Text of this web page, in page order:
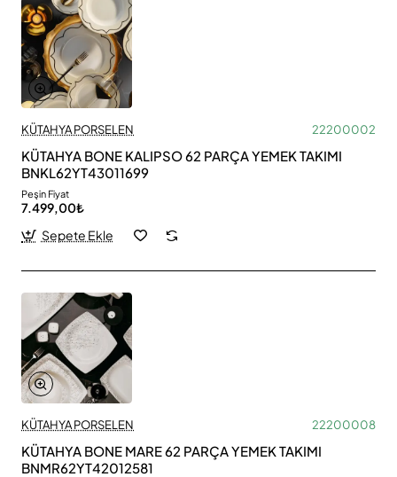
KÜTAHYA PORSELEN 22200002
KÜTAHYA BONE KALIPSO 62 PARÇA YEMEK TAKIMI
BNKL62YT43011699
Peşin Fiyat
7.499,00₺
Sepete Ekle
KÜTAHYA PORSELEN 22200008
KÜTAHYA BONE MARE 62 PARÇA YEMEK TAKIMI
BNMR62YT42012581